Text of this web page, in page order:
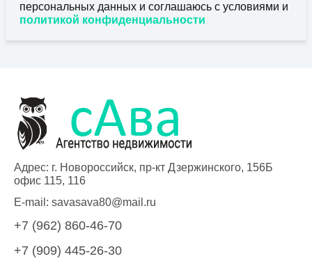
персональных данных и соглашаюсь с условиями и
политикой конфиденциальности
Адрес: г. Новороссийск, пр-кт Дзержинского, 156Б
офис 115, 116
E-mail: savasava80@mail.ru
+7 (962) 860-46-70
+7 (909) 445-26-30